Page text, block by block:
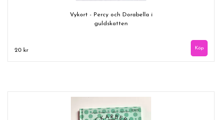
Vykort - Percy och Dorabella i
guldskatten
20 kr